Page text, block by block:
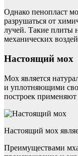
Однако пенопласт
разрушаться от
лучей. Такие плиты
механических
Настоящий мох
Мох является
и уплотняющими
построек
Настоящий мох
Преимуществами